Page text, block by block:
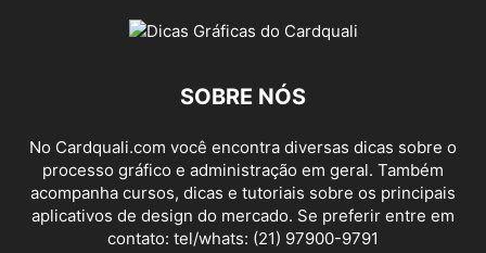
SOBRE NÓS
No Cardquali.com você encontra diversas dicas sobre o
processo gráfico e administração em geral. Também
acompanha cursos, dicas e tutoriais sobre os principais
aplicativos de design do mercado. Se preferir entre em
contato: tel/whats: (21) 97900-9791